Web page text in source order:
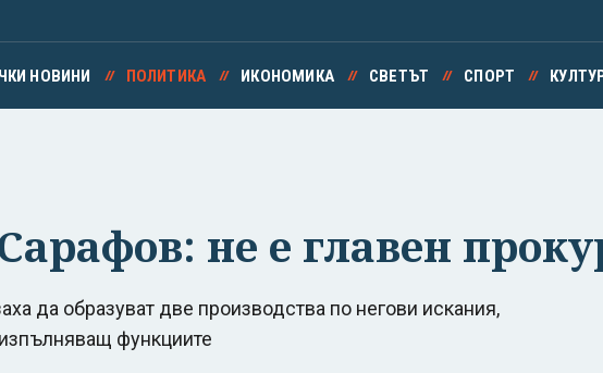
НОВИНИ ПОЛИТИКА ИКОНОМИКА СВЕТЪТ СПОРТ
не е главен
да образуват две производства по негови искания,
функциите